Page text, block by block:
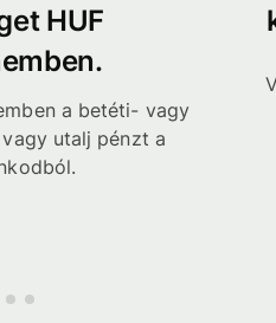
HUF
a betéti- vagy
utalj pénzt a